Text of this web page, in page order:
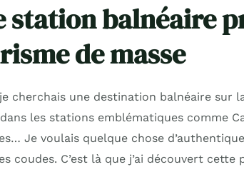
station balnéaire
de masse
cherchais une destination balnéaire sur
les stations emblématiques comme
Je voulais quelque chose
coudes. C’est là que j’ai découvert